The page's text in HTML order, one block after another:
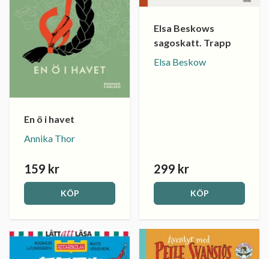
En ö i havet
Annika Thor
159 kr
KÖP
Elsa Beskows
sagoskatt. Trapp
Elsa Beskow
299 kr
KÖP